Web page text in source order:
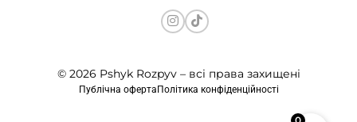
© 2026 Pshyk Rozpyv – всі права захищені
Публічна офертаПолітика конфіденційності